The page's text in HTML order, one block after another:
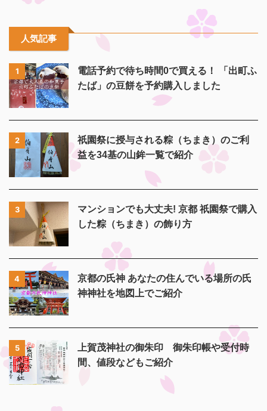
人気記事
1
電話予約で待ち時間0で買える！ 「出町ふ
たば」の豆餅を予約購入しました
2
祇園祭に授与される粽（ちまき）のご利
益を34基の山鉾一覧で紹介
3
マンションでも大丈夫! 京都 祇園祭で購入
した粽（ちまき）の飾り方
4
京都の氏神 あなたの住んでいる場所の氏
神神社を地図上でご紹介
5
上賀茂神社の御朱印 御朱印帳や受付時
間、値段などもご紹介